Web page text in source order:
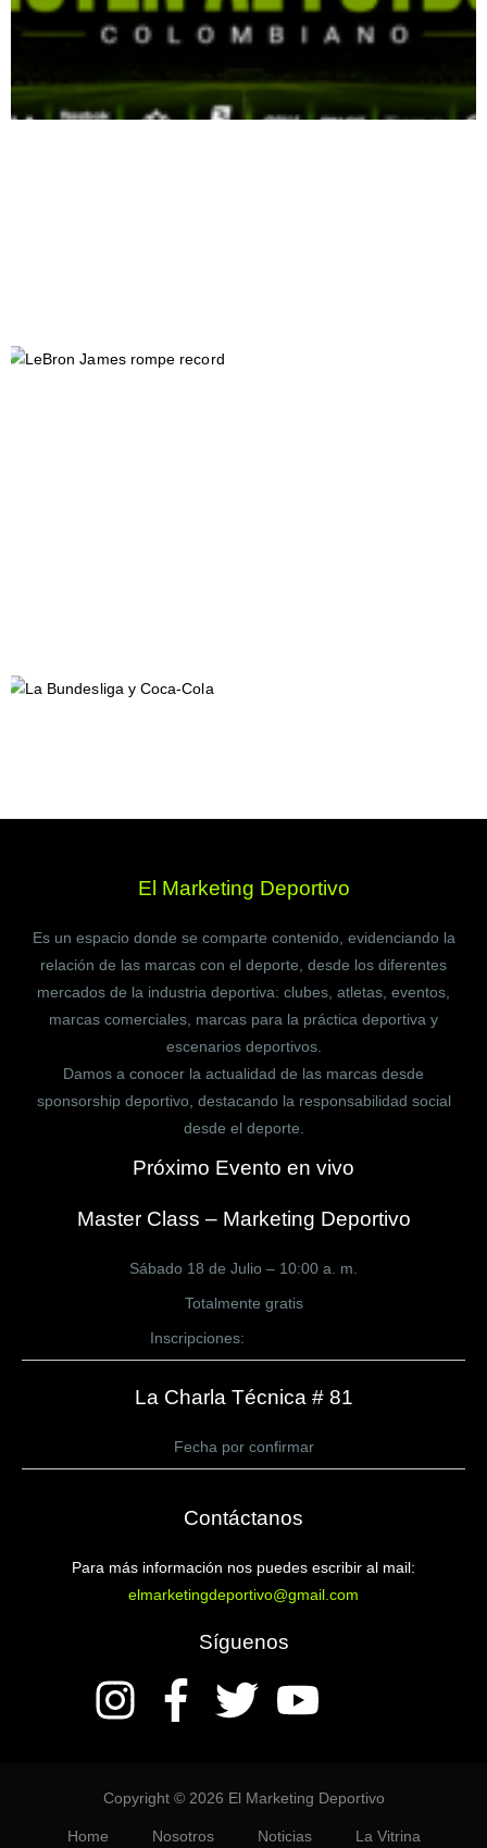
El Marketing Deportivo
Es un espacio donde se comparte contenido, evidenciando la
relación de las marcas con el deporte, desde los diferentes
mercados de la industria deportiva: clubes, atletas, eventos,
marcas comerciales, marcas para la práctica deportiva y
escenarios deportivos.
Damos a conocer la actualidad de las marcas desde
sponsorship deportivo, destacando la responsabilidad social
desde el deporte.
Próximo Evento en vivo
Master Class – Marketing Deportivo
Sábado 18 de Julio – 10:00 a. m.
Totalmente gratis
Inscripciones:
La Charla Técnica # 81
Fecha por confirmar
Contáctanos
Para más información nos puedes escribir al mail:
elmarketingdeportivo@gmail.com
Síguenos
Copyright © 2026 El Marketing Deportivo
Home Nosotros Noticias La Vitrina